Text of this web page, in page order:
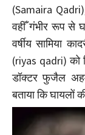
(Samaira
वहीँ गंभीर रूप से
वर्षीय सामिया
(riyas qadri) को
डॉक्टर फुजैल
बताया कि घायलों